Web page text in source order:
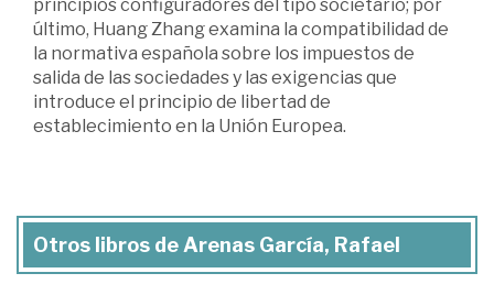
principios configuradores del tipo societario; por
último, Huang Zhang examina la compatibilidad de
la normativa española sobre los impuestos de
salida de las sociedades y las exigencias que
introduce el principio de libertad de
establecimiento en la Unión Europea.
Otros libros de Arenas García, Rafael